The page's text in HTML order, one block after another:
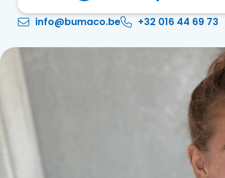
info@bumaco.be +32 016 44 69 73